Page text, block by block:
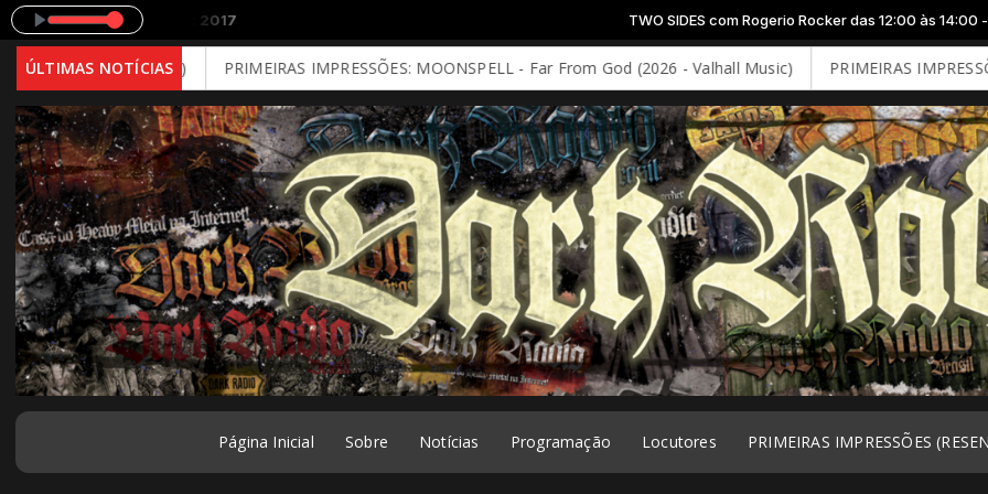
Bloodstock 2017 TWO SIDES com Rogerio Rocker das 12:00 às 14:00 -Tocando
ÚLTIMAS NOTÍCIAS
- Brutal Mind) PRIMEIRAS IMPRESSÕES: MOONSPELL - Far From God (2026 - Valhall Music) PRIMEIRAS IMPRESSÕES:
Página Inicial Sobre Notícias Programação Locutores PRIMEIRAS IMPRESSÕES